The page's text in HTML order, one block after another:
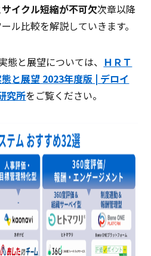
イクル短縮が不可欠――次章以降
ル比較を解説していきます。
態と展望については、 ＨＲＴ
と展望 2023年度版 | デロイ
究所をご覧ください。